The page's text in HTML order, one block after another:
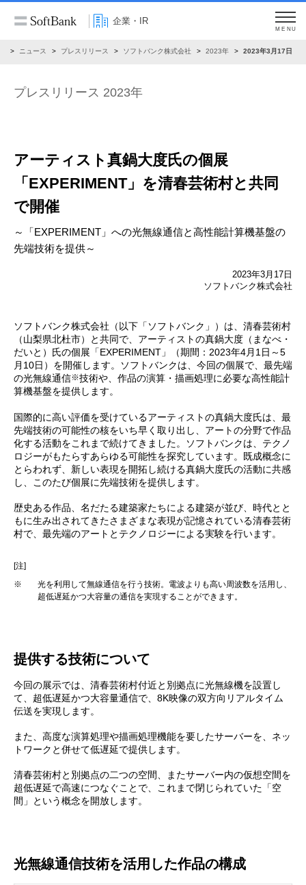
企業・IR
MENU
ニュース プレスリリース ソフトバンク株式会社 2023年 2023年3月17日
プレスリリース 2023年
アーティスト真鍋大度氏の個展
「EXPERIMENT」を清春芸術村と共同
で開催
～「EXPERIMENT」への光無線通信と高性能計算機基盤の
先端技術を提供～
2023年3月17日
ソフトバンク株式会社
ソフトバンク株式会社（以下「ソフトバンク」）は、清春芸術村
（山梨県北杜市）と共同で、アーティストの真鍋大度（まなべ・
だいと）氏の個展「EXPERIMENT」（期間：2023年4月1日～5
月10日）を開催します。ソフトバンクは、今回の個展で、最先端
の光無線通信※技術や、作品の演算・描画処理に必要な高性能計
算機基盤を提供します。
国際的に高い評価を受けているアーティストの真鍋大度氏は、最
先端技術の可能性の核をいち早く取り出し、アートの分野で作品
化する活動をこれまで続けてきました。ソフトバンクは、テクノ
ロジーがもたらすあらゆる可能性を探究しています。既成概念に
とらわれず、新しい表現を開拓し続ける真鍋大度氏の活動に共感
し、このたび個展に先端技術を提供します。
歴史ある作品、名だたる建築家たちによる建築が並び、時代とと
もに生み出されてきたさまざまな表現が記憶されている清春芸術
村で、最先端のアートとテクノロジーによる実験を行います。
[注]
※
光を利用して無線通信を行う技術。電波よりも高い周波数を活用し、
超低遅延かつ大容量の通信を実現することができます。
提供する技術について
今回の展示では、清春芸術村付近と別拠点に光無線機を設置し
て、超低遅延かつ大容量通信で、8K映像の双方向リアルタイム
伝送を実現します。
また、高度な演算処理や描画処理機能を要したサーバーを、ネッ
トワークと併せて低遅延で提供します。
清春芸術村と別拠点の二つの空間、またサーバー内の仮想空間を
超低遅延で高速につなぐことで、これまで閉じられていた「空
間」という概念を開放します。
光無線通信技術を活用した作品の構成